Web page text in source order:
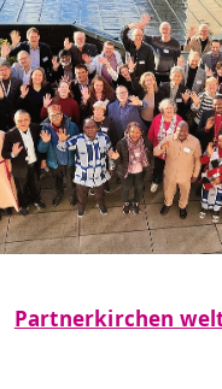
Partnerkirchen